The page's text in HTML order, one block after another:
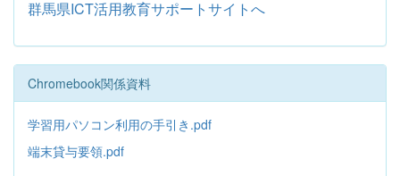
群馬県ICT活用教育サポートサイトへ
Chromebook関係資料
学習用パソコン利用の手引き.pdf
端末貸与要領.pdf